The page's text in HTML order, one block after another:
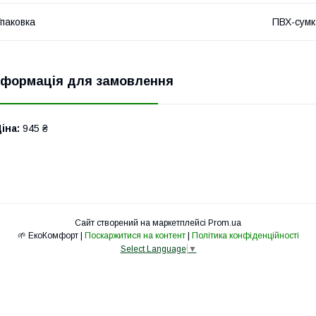
ПВХ-
для замовлення
945 ₴
Сайт створений на маркетплейсі Prom.ua
Поскаржитися на контент
Політика конфіденційності
Select Language ▼